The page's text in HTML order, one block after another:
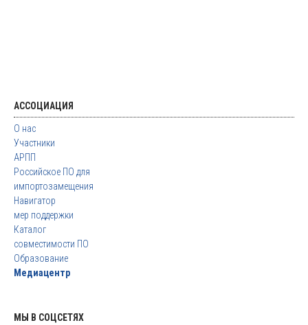
АССОЦИАЦИЯ
О нас
Участники
АРПП
Российское ПО для
импортозамещения
Навигатор
мер поддержки
Каталог
совместимости ПО
Образование
Медиацентр
МЫ В СОЦСЕТЯХ